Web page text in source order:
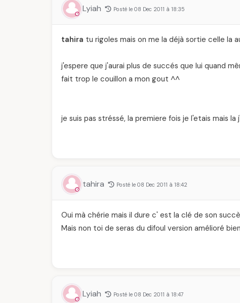
Lyiah Posté le 08 Dec 2011 à 18:35
tahira tu rigoles mais on me la déjà sortie celle la
j'espere que j'aurai plus de succés que lui quand
fait trop le couillon a mon gout ^^
je suis pas stréssé, la premiere fois je l'etais mais
tahira Posté le 08 Dec 2011 à 18:42
Oui mà chérie mais il dure c' est la clé de son
Mais non toi de seras du difoul version amélioré
Lyiah Posté le 08 Dec 2011 à 18:47